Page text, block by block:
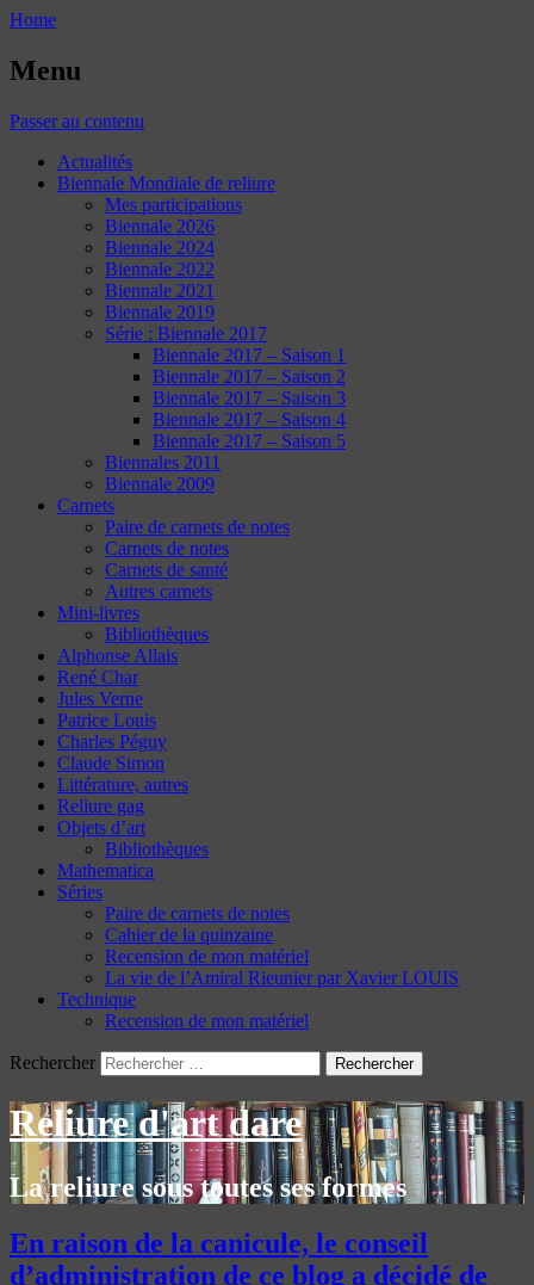
Home
Menu
Passer au contenu
Actualités
Biennale Mondiale de reliure
Mes participations
Biennale 2026
Biennale 2024
Biennale 2022
Biennale 2021
Biennale 2019
Série : Biennale 2017
Biennale 2017 – Saison 1
Biennale 2017 – Saison 2
Biennale 2017 – Saison 3
Biennale 2017 – Saison 4
Biennale 2017 – Saison 5
Biennales 2011
Biennale 2009
Carnets
Paire de carnets de notes
Carnets de notes
Carnets de santé
Autres carnets
Mini-livres
Bibliothèques
Alphonse Allais
René Char
Jules Verne
Patrice Louis
Charles Péguy
Claude Simon
Littérature, autres
Reliure gag
Objets d’art
Bibliothèques
Mathematica
Séries
Paire de carnets de notes
Cahier de la quinzaine
Recension de mon matériel
La vie de l’Amiral Rieunier par Xavier LOUIS
Technique
Recension de mon matériel
Rechercher
Reliure d'art dare
La reliure sous toutes ses formes
En raison de la canicule, le conseil
d’administration de ce blog a décidé de